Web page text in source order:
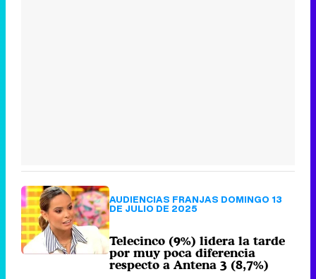
respecto a Antena 3 (8,7%)
Eliminar anuncios